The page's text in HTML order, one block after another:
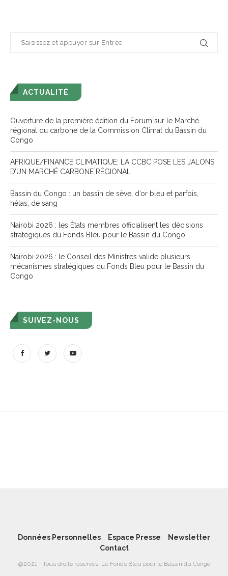
ACTUALITÉ
Ouverture de la première édition du Forum sur le Marché
régional du carbone de la Commission Climat du Bassin du
Congo
AFRIQUE/FINANCE CLIMATIQUE: LA CCBC POSE LES JALONS
D’UN MARCHÉ CARBONE RÉGIONAL
Bassin du Congo : un bassin de sève, d’or bleu et parfois,
hélas, de sang
Nairobi 2026 : les États membres officialisent les décisions
stratégiques du Fonds Bleu pour le Bassin du Congo
Nairobi 2026 : le Conseil des Ministres valide plusieurs
mécanismes stratégiques du Fonds Bleu pour le Bassin du
Congo
SUIVEZ-NOUS
Données Personnelles Espace Presse
Newsletter
Contact
@2021 - Tous droits réservés. Le Fonds Bleu pour le Bassin du Congo